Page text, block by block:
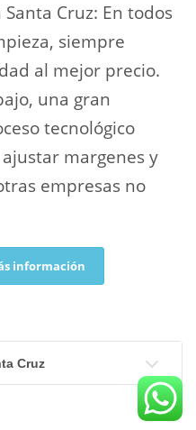
Cruz: En todos
siempre
al mejor precio.
una gran
tecnológico
margenes y
empresas no
información
Cruz